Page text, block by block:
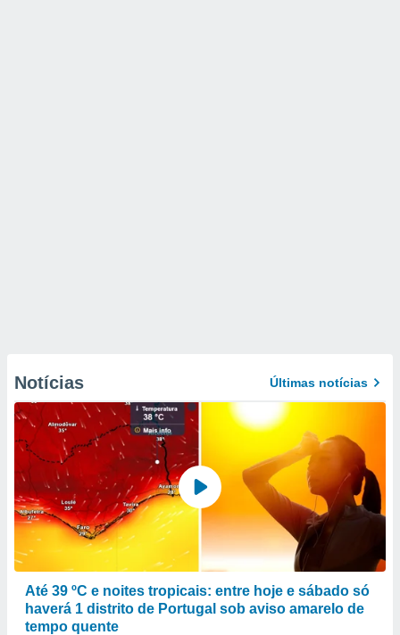
Notícias Últimas notícias
Até 39 ºC e noites tropicais: entre hoje e sábado só
haverá 1 distrito de Portugal sob aviso amarelo de
tempo quente